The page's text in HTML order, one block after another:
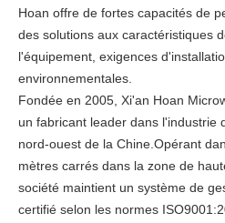
Hoan offre de fortes capacités de
des solutions aux caractéristiques
l'équipement, exigences
environnementales.
Fondée en 2005, Xi'an Hoan
un fabricant leader dans l'industrie
nord-ouest de la Chine.Opérant
mètres carrés dans la zone de
société maintient un système de
certifié selon les normes